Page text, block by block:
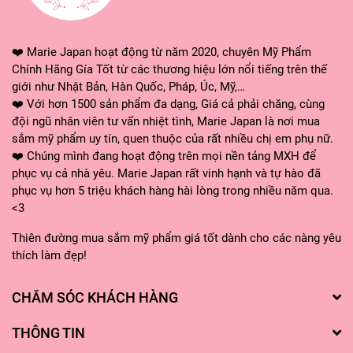
❤️ Marie Japan hoạt động từ năm 2020, chuyên Mỹ Phẩm
Chính Hãng Gía Tốt từ các thương hiệu lớn nổi tiếng trên thế
giới như Nhật Bản, Hàn Quốc, Pháp, Úc, Mỹ,…
❤️ Với hơn 1500 sản phẩm đa dạng, Giá cả phải chăng, cùng
đội ngũ nhân viên tư vấn nhiệt tình, Marie Japan là nơi mua
sắm mỹ phẩm uy tín, quen thuộc của rất nhiều chị em phụ nữ.
❤️ Chúng mình đang hoạt động trên mọi nền tảng MXH để
phục vụ cả nhà yêu. Marie Japan rất vinh hạnh và tự hào đã
phục vụ hơn 5 triệu khách hàng hài lòng trong nhiều năm qua.
<3
Thiên đường mua sắm mỹ phẩm giá tốt dành cho các nàng yêu
thích làm đẹp!
CHĂM SÓC KHÁCH HÀNG
THÔNG TIN